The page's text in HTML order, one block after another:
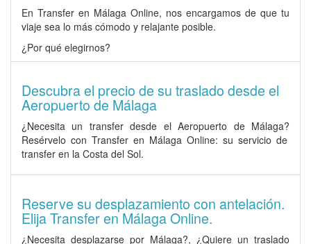
En Transfer en Málaga Online, nos encargamos de que tu
viaje sea lo más cómodo y relajante posible.
¿Por qué elegirnos?
Descubra el precio de su traslado desde el
Aeropuerto de Málaga
¿Necesita un transfer desde el Aeropuerto de Málaga?
Resérvelo con Transfer en Málaga Online: su servicio de
transfer en la Costa del Sol.
Reserve su desplazamiento con antelación.
Elija Transfer en Málaga Online.
¿Necesita desplazarse por Málaga?, ¿Quiere un traslado